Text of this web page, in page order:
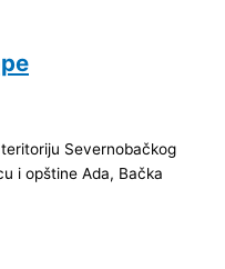
Severnobačkog
i opštine Ada, Bačka